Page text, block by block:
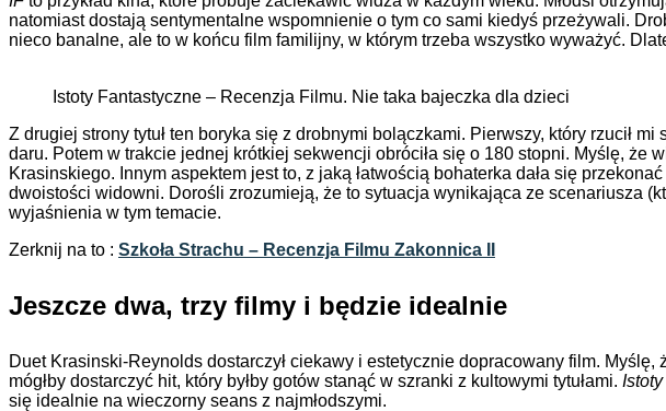
natomiast dostają sentymentalne wspomnienie o tym co sami kiedyś przeżywali.
nieco banalne, ale to w końcu film familijny, w którym trzeba wszystko wyważyć.
Istoty Fantastyczne – Recenzja Filmu. Nie taka bajeczka dla dzieci
Z drugiej strony tytuł ten boryka się z drobnymi bolączkami. Pierwszy, który rzucił
daru. Potem w trakcie jednej krótkiej sekwencji obróciła się o 180 stopni. Myślę,
Krasinskiego. Innym aspektem jest to, z jaką łatwością bohaterka dała się
dwoistości widowni. Dorośli zrozumieją, że to sytuacja wynikająca ze scenariusza
wyjaśnienia w tym temacie.
Zerknij na to : Szkoła Strachu – Recenzja Filmu Zakonnica II
Jeszcze dwa, trzy filmy i będzie idealnie
Duet Krasinski-Reynolds dostarczył ciekawy i estetycznie dopracowany film.
mógłby dostarczyć hit, który byłby gotów stanąć w szranki z kultowymi tytułami.
się idealnie na wieczorny seans z najmłodszymi.